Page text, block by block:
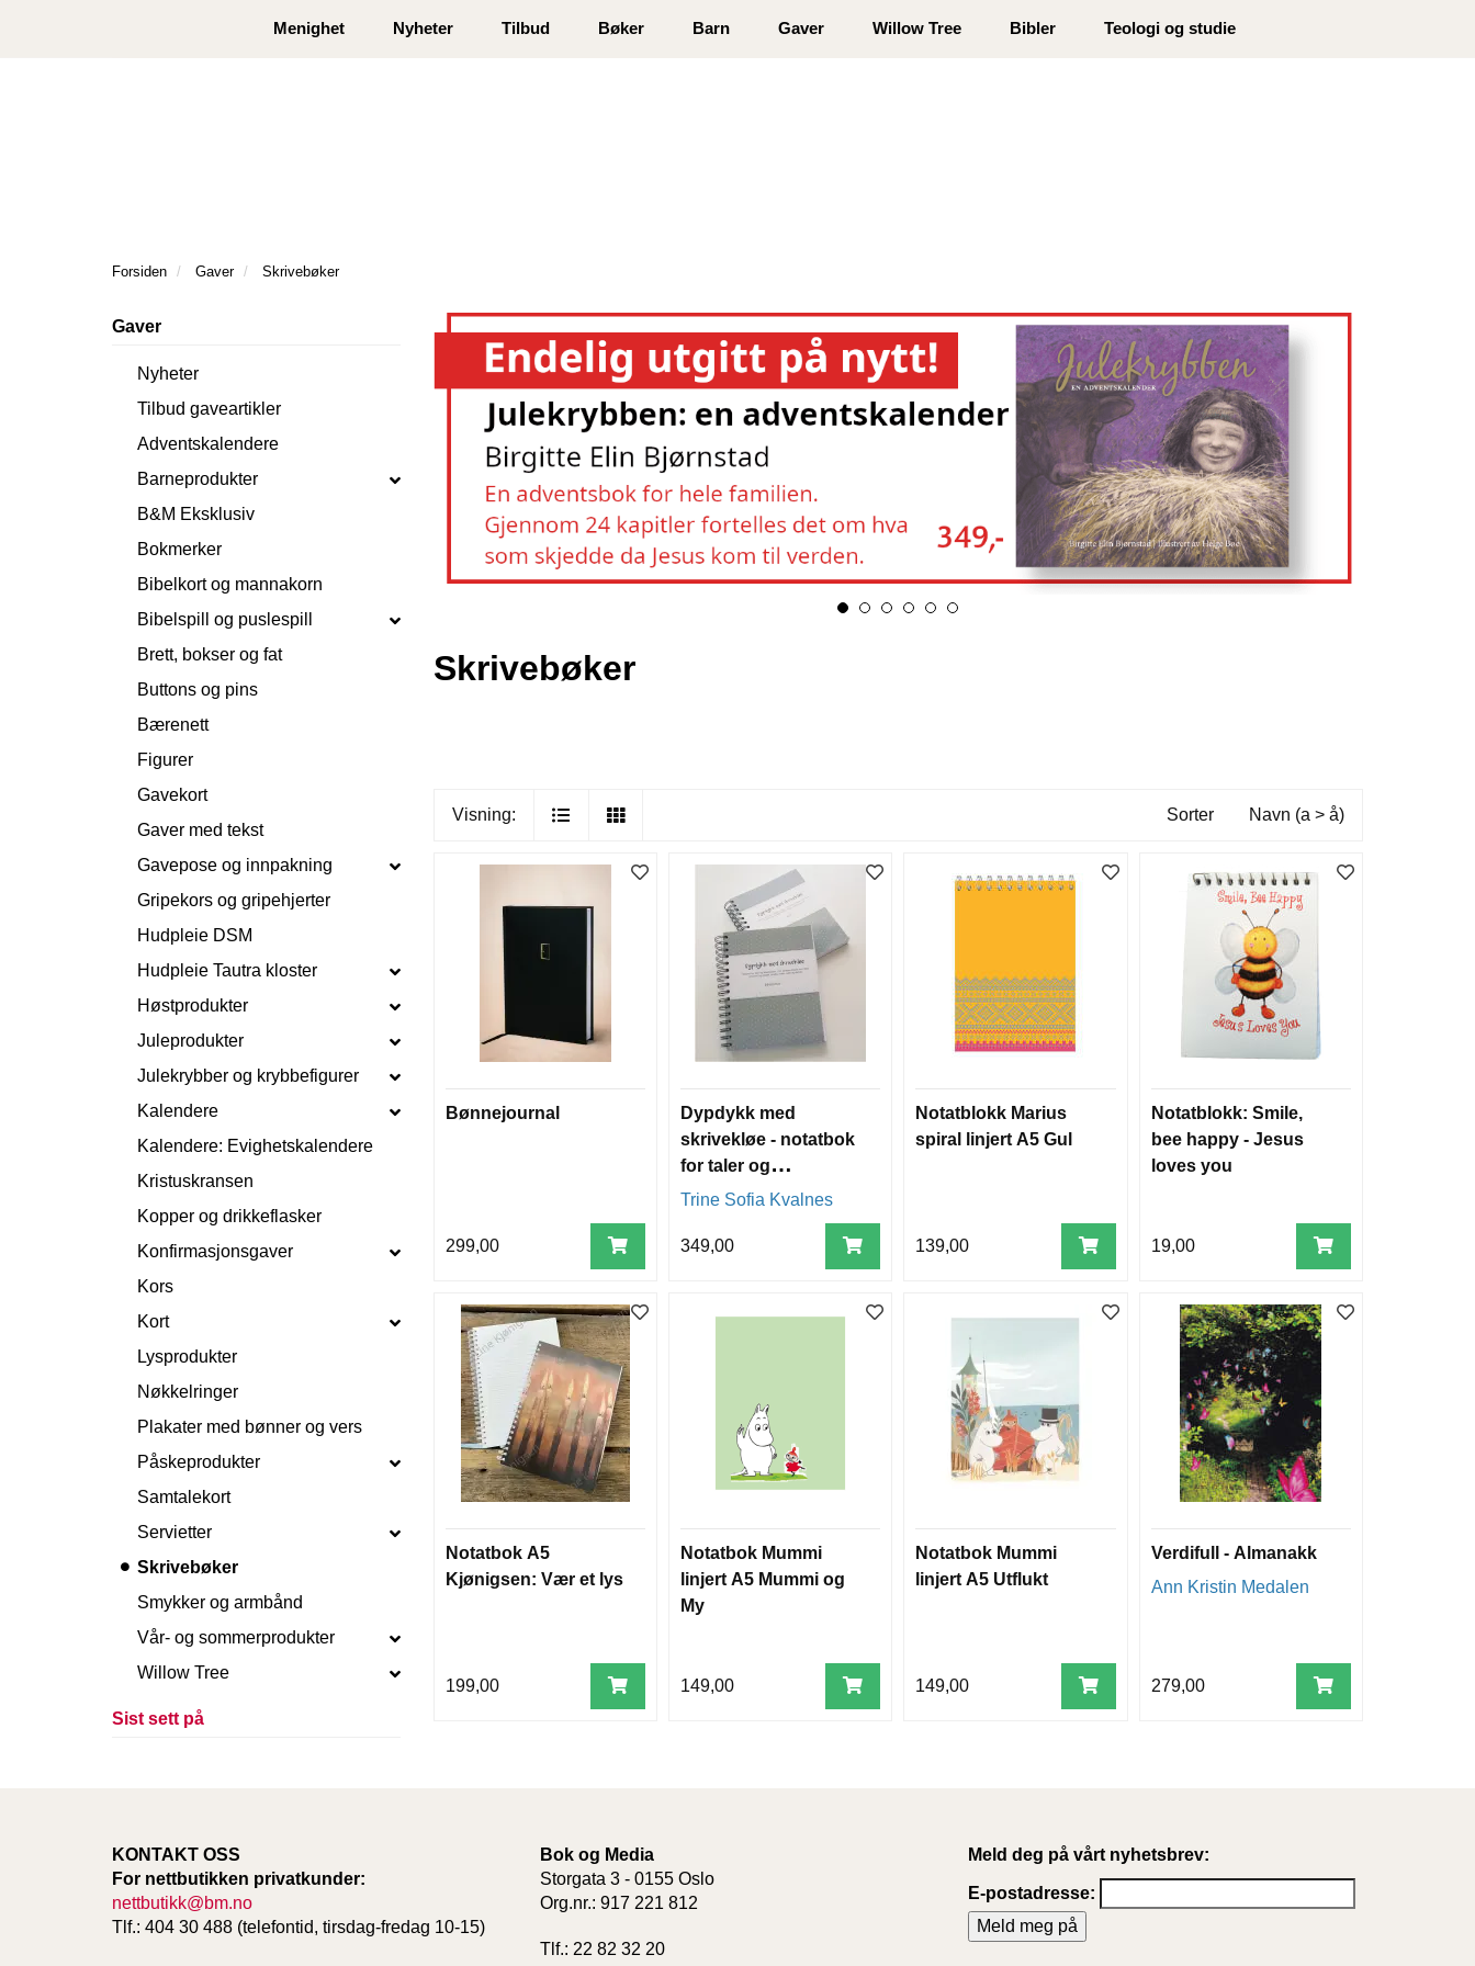
Åpningstider Logg inn eller registrer deg Min side Infosenter
Menighet Nyheter Tilbud Bøker Barn Gaver Willow Tree Bibler Teologi og studie
Forsiden Gaver Skrivebøker
Gaver
Nyheter
Tilbud gaveartikler
Adventskalendere
Barneprodukter
B&M Eksklusiv
Bokmerker
Bibelkort og mannakorn
Bibelspill og puslespill
Brett, bokser og fat
Buttons og pins
Bærenett
Figurer
Gavekort
Gaver med tekst
Gavepose og innpakning
Gripekors og gripehjerter
Hudpleie DSM
Hudpleie Tautra kloster
Høstprodukter
Juleprodukter
Julekrybber og krybbefigurer
Kalendere
Kalendere: Evighetskalendere
Kristuskransen
Kopper og drikkeflasker
Konfirmasjonsgaver
Kors
Kort
Lysprodukter
Nøkkelringer
Plakater med bønner og vers
Påskeprodukter
Samtalekort
Servietter
Skrivebøker
Smykker og armbånd
Vår- og sommerprodukter
Willow Tree
Sist sett på
Skrivebøker
Visning: Sorter Navn (a > å)
Bønnejournal
299,00
Dypdykk med
skrivekløe - notatbok
for taler og
bibelstudium
Trine Sofia Kvalnes
349,00
Notatblokk Marius
spiral linjert A5 Gul
139,00
Notatblokk: Smile,
bee happy - Jesus
loves you
19,00
Notatbok A5
Kjønigsen: Vær et lys
199,00
Notatbok Mummi
linjert A5 Mummi og
My
149,00
Notatbok Mummi
linjert A5 Utflukt
149,00
Verdifull - Almanakk
Ann Kristin Medalen
279,00
KONTAKT OSS
For nettbutikken privatkunder:
nettbutikk@bm.no
Tlf.: 404 30 488 (telefontid, tirsdag-fredag 10-15)
Bok og Media
Storgata 3 - 0155 Oslo
Org.nr.: 917 221 812
Tlf.: 22 82 32 20
Meld deg på vårt nyhetsbrev:
E-postadresse: